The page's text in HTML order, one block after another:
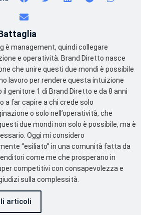
è management, quindi collegare
e operatività. Brand Diretto nasce
che unire questi due mondi è possibile
lavoro per rendere questa intuizione
il genitore 1 di Brand Diretto e da 8 anni
a far capire a chi crede solo
o solo nell’operatività, che
due mondi non solo è possibile, ma è
Oggi mi considero
“esiliato” in una comunità fatta da
come me che prosperano in
competitivi con consapevolezza e
sulla complessità.
articoli